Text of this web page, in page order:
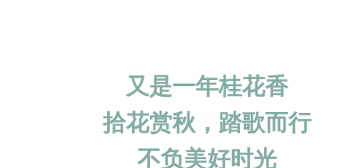
又是一年桂花香
拾花赏秋，踏歌而行
不负美好时光